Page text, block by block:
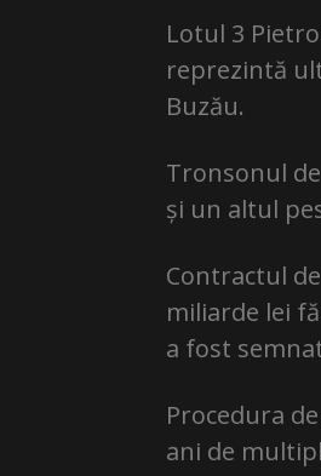
Lotul 3
reprezintă
Buzău.
Tronsonul
și un altul
Contractul
miliarde lei
a fost
Procedura
ani de